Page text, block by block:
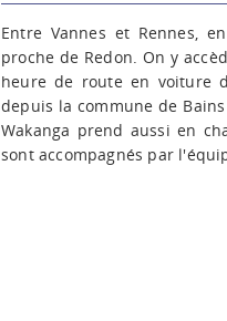
Entre Vannes et Rennes,
proche de Redon. On y
heure de route en voiture
depuis la commune de
Wakanga prend aussi en
sont accompagnés par